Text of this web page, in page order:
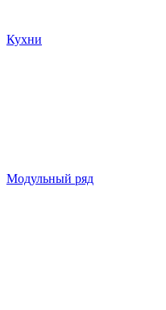
Кухни
Модульный ряд